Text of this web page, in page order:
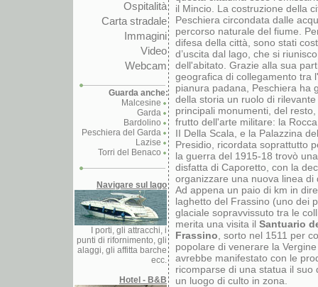
Ospitalità
Carta stradale
Immagini
Video
Webcam
Guarda anche:
Malcesine
Garda
Bardolino
Peschiera del Garda
Lazise
Torri del Benaco
Navigare sul lago
I porti, gli attracchi, i
punti di rifornimento, gli
alaggi, gli affitta barche
ecc.
Hotel - B&B
il Mincio. La costruzione della
Peschiera circondata dalle
percorso naturale del fiume.
difesa della città, sono stati
d’uscita dal lago, che si
dell'abitato. Grazie alla sua
geografica di collegamento tra
pianura padana, Peschiera ha
della storia un ruolo di
principali monumenti, del
frutto dell'arte militare: la
II Della Scala, e la Palazzina
Presidio, ricordata soprattutto
la guerra del 1915-18 trovò
disfatta di Caporetto, con la
organizzare una nuova linea di
Ad appena un paio di km in
laghetto del Frassino (uno dei
glaciale sopravvissuto tra le
merita una visita il Santuario
Frassino , sorto nel 1511 per
popolare di venerare la
avrebbe manifestato con le
ricomparse di una statua il suo
un luogo di culto in zona.